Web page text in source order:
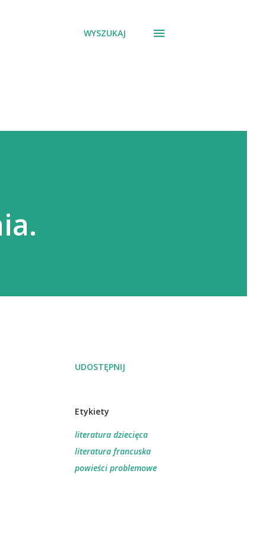
WYSZUKAJ
UDOSTĘPNIJ
Etykiety
literatura dziecięca
literatura francuska
powieści problemowe